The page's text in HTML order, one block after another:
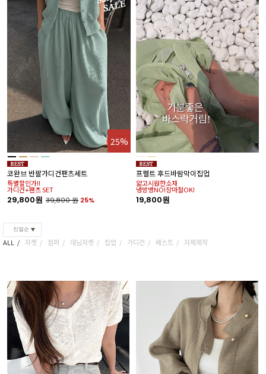
25%
코완브 반팔가디건팬츠세트
특별할인가!!
가디건+팬츠 SET
29,800원 39,800원 25%
프펠트 후드바람막이집업
얇고시원한소재
냉방병NO!장마철OK!
19,800원
진열순
ALL 자켓 점퍼 데님자켓 집업 가디건 베스트 자체제작